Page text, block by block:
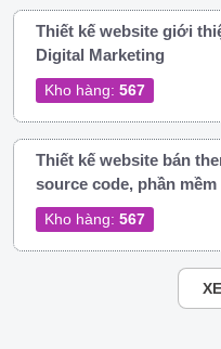
Thiết kế website giới
Digital Marketing
Kho hàng: 567
Thiết kế website bán
source code, phần mềm
Kho hàng: 567